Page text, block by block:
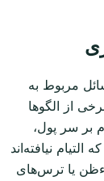
مربوط به
از الگوها
بر سر پول،
نیافته‌اند
یا ترس‌های